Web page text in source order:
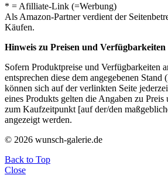
* = Afilliate-Link (=Werbung)
Als Amazon-Partner verdient der
Käufen.
Hinweis zu Preisen und Verfügbarkeiten
Sofern Produktpreise und Verfügbarkeiten
entsprechen diese dem angegebenen
können sich auf der verlinkten Seite
eines Produkts gelten die Angaben zu
zum Kaufzeitpunkt [auf der/den
angezeigt werden.
© 2026 wunsch-galerie.de
Back to Top
Close